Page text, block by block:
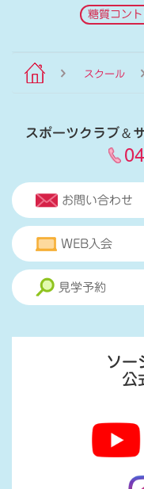
糖質コン
スクール
スポーツクラブ＆
お問い合わせ
WEB入会
見学予約
ソー
公